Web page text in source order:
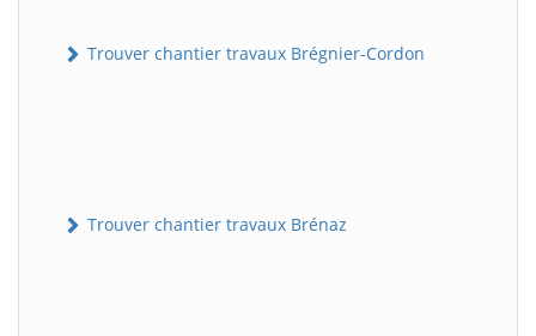
Trouver chantier travaux Brégnier-Cordon
Trouver chantier travaux Brénaz